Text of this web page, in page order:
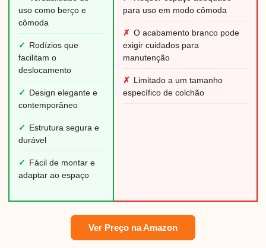
uso como berço e
cômoda
✓
Rodízios que
facilitam o
deslocamento
✓
Design elegante e
contemporâneo
✓
Estrutura segura e
durável
✓
Fácil de montar e
adaptar ao espaço
para uso em modo cômoda
✗ O acabamento branco pode
exigir cuidados para
manutenção
✗ Limitado a um tamanho
específico de colchão
Ver Preço na Amazon